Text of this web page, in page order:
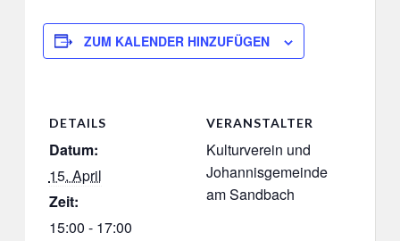
ZUM KALENDER HINZUFÜGEN
DETAILS
Datum:
15. April
Zeit:
15:00 - 17:00
VERANSTALTER
Kulturverein und
Johannisgemeinde
am Sandbach